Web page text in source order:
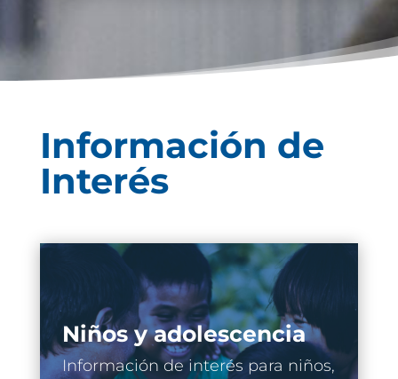
Información de
Interés
Niños y adolescencia
Información de interés para niños,